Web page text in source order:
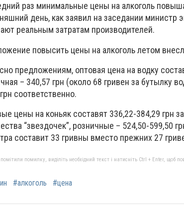
раз минимальные цены на алкоголь
день, как заявил на заседании министр
реальным затратам производителей.
повысить цены на алкоголь летом
предложениям, оптовая цена на водку
– 340,57 грн (около 68 гривен за бутылку
соответственно.
цены на коньяк составят 336,22-384,29 грн
“звездочек”, розничные – 524,50-599,50
составит 33 гривны вместо прежних 27
помилку, виділіть необхідний текст і натисніть Ctrl + Enter, щоб
#алкоголь #цена